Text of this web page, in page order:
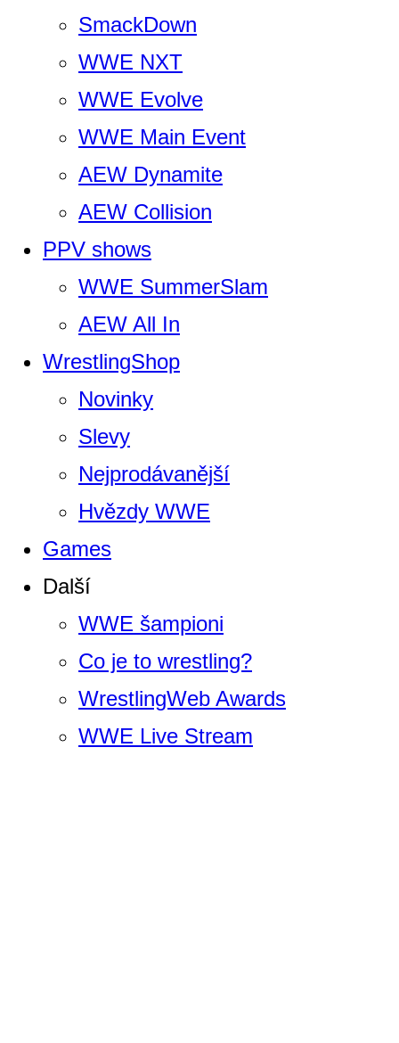
SmackDown
WWE NXT
WWE Evolve
WWE Main Event
AEW Dynamite
AEW Collision
PPV shows
WWE SummerSlam
AEW All In
WrestlingShop
Novinky
Slevy
Nejprodávanější
Hvězdy WWE
Games
Další
WWE šampioni
Co je to wrestling?
WrestlingWeb Awards
WWE Live Stream